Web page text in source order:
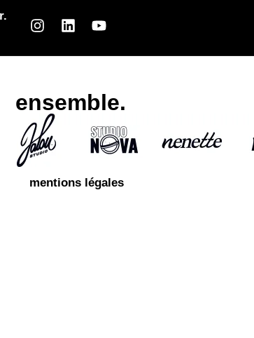
ensemble.
mentions légales